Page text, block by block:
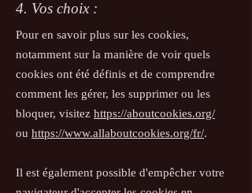
4. Vos choix :
Pour en savoir plus sur les cookies,
notamment sur la manière de voir quels
cookies ont été définis et de comprendre
comment les gérer, les supprimer ou les
bloquer, visitez https://aboutcookies.org/
ou https://www.allaboutcookies.org/fr/.
Il est également possible d'empêcher votre